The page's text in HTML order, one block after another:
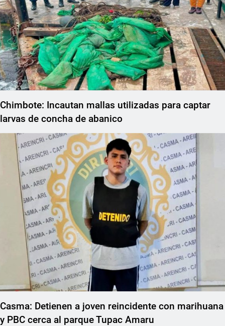
Chimbote: Incautan mallas utilizadas para captar
larvas de concha de abanico
Casma: Detienen a joven reincidente con marihuana
y PBC cerca al parque Tupac Amaru